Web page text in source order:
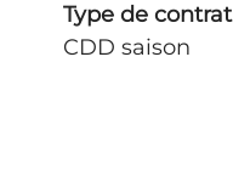
Type de contrat
CDD saison